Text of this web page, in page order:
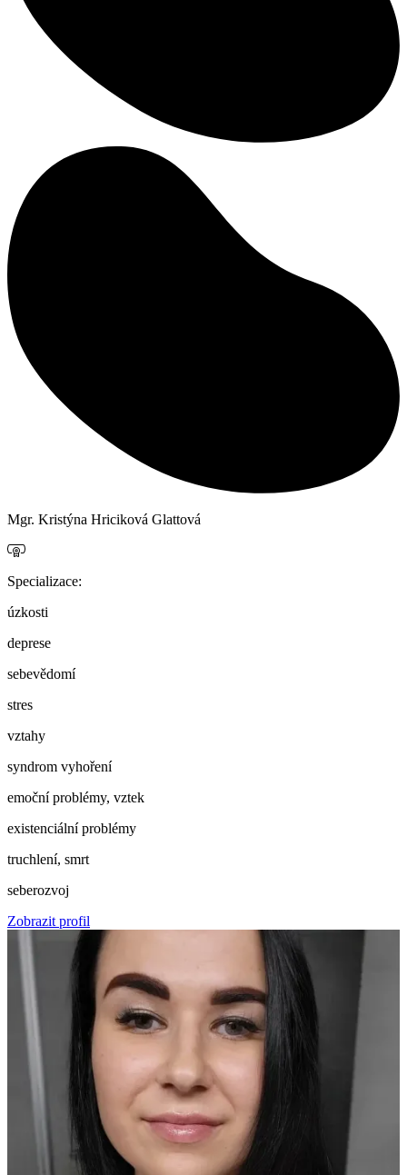
Mgr. Kristýna Hriciková Glattová
Specializace:
úzkosti
deprese
sebevědomí
stres
vztahy
syndrom vyhoření
emoční problémy, vztek
existenciální problémy
truchlení, smrt
seberozvoj
Zobrazit profil